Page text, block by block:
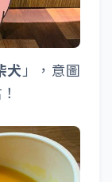
犬 」，意圖